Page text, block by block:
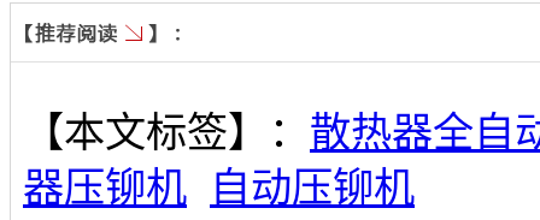
【本文标签】： 散热器全自
器压铆机
自动压铆机